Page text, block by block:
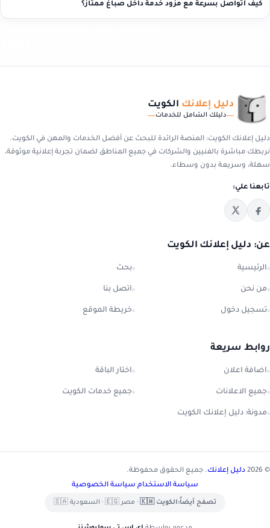
كيف أتواصل بسرعة مع مزود خدمة داخل صباغ ممتاز؟
دليل إعلانك الكويت
دليلك الشامل للخدمات
دليل إعلانك الكويت: المنصة الرائدة للبحث عن أفضل الخدمات والمهن في الكويت.
نربطك مباشرة بالفنيين والشركات في جميع المناطق لضمان تجربة إعلانية موثوقة،
سهلة، وسريعة بدون وسطاء.
تابعنا علي:
عن: دليل إعلانك الكويت
الرئيسية بحث
من نحن اتصل بنا
تسجيل دخول خريطة الموقع
روابط سريعة
اضافة اعلان اختار الباقة
جميع الاعلانات جميع خدمات الكويت
مدونة: دليل إعلانك الكويت
© 2026 دليل إعلانك. جميع الحقوق محفوظة.
سياسة الاستخدام سياسة الخصوصية
تصفح أيضاً:الكويت 🇰🇼 • مصر 🇪🇬 • السعودية 🇸🇦